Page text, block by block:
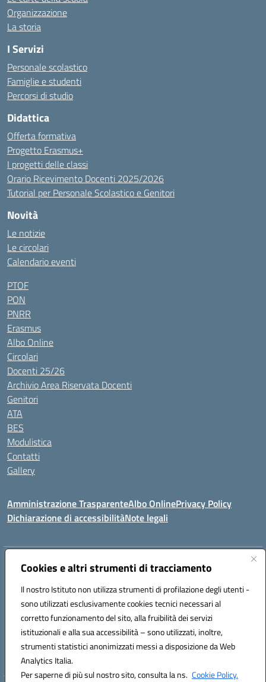
Cookies e altri strumenti di tracciamento
Il nostro Istituto non utilizza strumenti di profilazione degli utenti -
sono utilizzati esclusivamente cookies tecnici necessari al
corretto funzionamento del sito, alla fruibilità dei servizi
istituzionali e alla sua accessibilità – sono utilizzati, inoltre,
strumenti statistici anonimizzati messi a disposizione da Web
Analytics Italia.
Per saperne di più sul nostro sito, consulta la ns. Cookie Policy.
Organizzazione
La storia
I Servizi
Personale scolastico
Famiglie e studenti
Percorsi di studio
Didattica
Offerta formativa
Progetto Erasmus+
I progetti delle classi
Orario Ricevimento Docenti 2025/2026
Tutorial per Personale Scolastico e Genitori
Novità
Le notizie
Le circolari
Calendario eventi
PTOF
PON
PNRR
Erasmus
Albo Online
Circolari
Docenti 25/26
Archivio Area Riservata Docenti
Genitori
ATA
BES
Modulistica
Contatti
Gallery
Amministrazione TrasparenteAlbo OnlinePrivacy Policy
Dichiarazione di accessibilitàNote legali
Indirizzo:Via Coniugi Crigna – Cap. 89861 – Tropea (VV)
Posta elettronica certificata (PEC):vvic82200d@pec.istruzione.it
Codice fiscale: 96012410799
Codice meccanografico:VVIC82200D
Codice Indice delle Pubbliche Amministrazioni (IPA): istsc_vvic82200d
Codice unico di fatturazione (CUF): UFUKAE